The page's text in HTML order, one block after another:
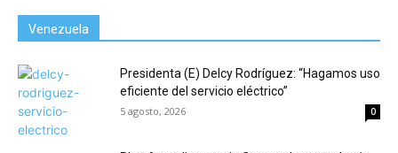
Venezuela
Presidenta (E) Delcy Rodríguez: “Hagamos uso
eficiente del servicio eléctrico”
5 agosto, 2026 0